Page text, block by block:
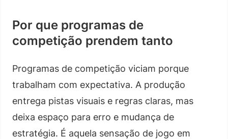
Por que programas de
competição prendem tanto
Programas de competição viciam porque
trabalham com expectativa. A produção
entrega pistas visuais e regras claras, mas
deixa espaço para erro e mudança de
estratégia. É aquela sensação de jogo em